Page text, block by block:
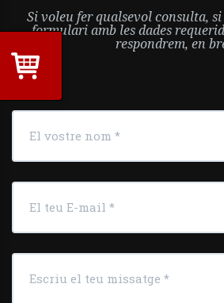
Si voleu fer qualsevol consulta,
formulari amb les dades
respondrem, en